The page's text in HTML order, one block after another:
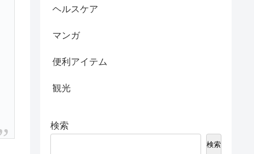
ヘルスケア
マンガ
便利アイテム
観光
検索
検索